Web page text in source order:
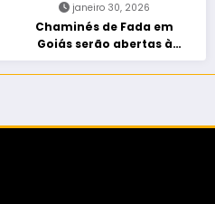
janeiro 30, 2026
Chaminés de Fada em
Goiás serão abertas à
visitação controlada